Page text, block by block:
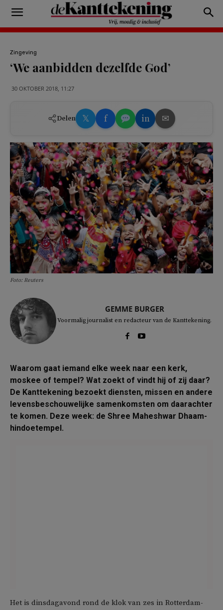
Zingeving
‘We aanbidden dezelfde God’
30 OKTOBER 2018, 11:27
Delen 𝕏 f in ✉
Foto: Reuters
GEMME BURGER
Voormalig journalist en redacteur van de Kanttekening.
Waarom gaat iemand elke week naar een kerk,
moskee of tempel? Wat zoekt of vindt hij of zij daar?
De Kanttekening bezoekt diensten, missen en andere
levensbeschouwelijke samenkomsten om daarachter
te komen. Deze week: de Shree Maheshwar Dhaam-
hindoetempel.
Het is dinsdagavond rond de klok van zes in Rotterdam-